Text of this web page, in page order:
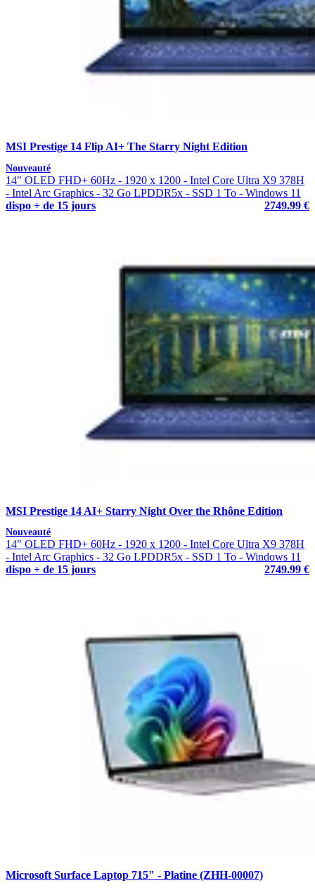
MSI Prestige 14 Flip AI+ The Starry Night Edition
Nouveauté
14" OLED FHD+ 60Hz - 1920 x 1200 - Intel Core Ultra X9 378H
- Intel Arc Graphics - 32 Go LPDDR5x - SSD 1 To - Windows 11
dispo + de 15 jours
2749.99 €
MSI Prestige 14 AI+ Starry Night Over the Rhône Edition
Nouveauté
14" OLED FHD+ 60Hz - 1920 x 1200 - Intel Core Ultra X9 378H
- Intel Arc Graphics - 32 Go LPDDR5x - SSD 1 To - Windows 11
dispo + de 15 jours
2749.99 €
Microsoft Surface Laptop 715" - Platine (ZHH-00007)